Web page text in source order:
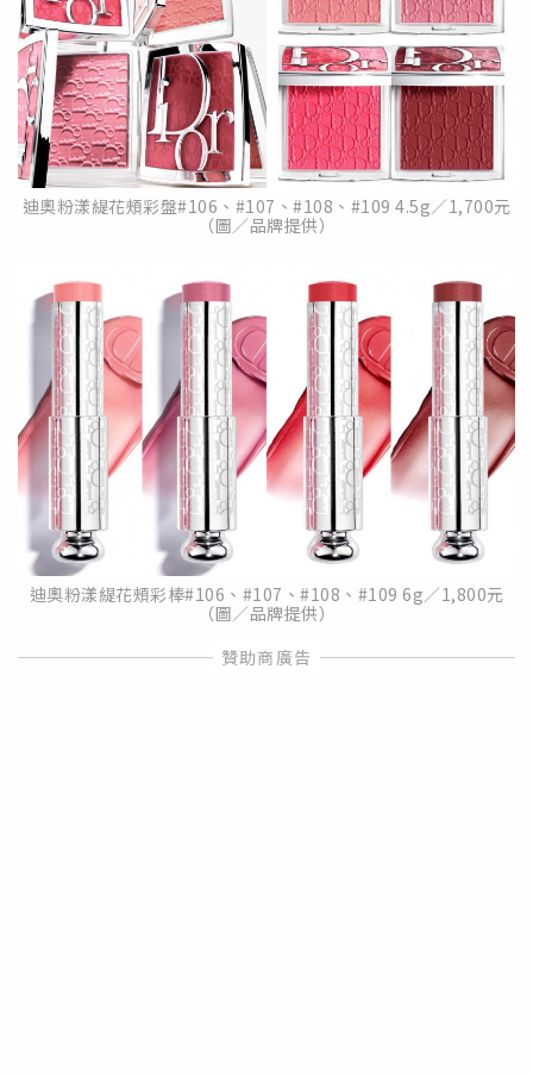
迪奧粉漾緹花頰彩盤#106、#107、#108、#109 4.5g／1,700元
（圖／品牌提供）
迪奧粉漾緹花頰彩棒#106、#107、#108、#109 6g／1,800元
（圖／品牌提供）